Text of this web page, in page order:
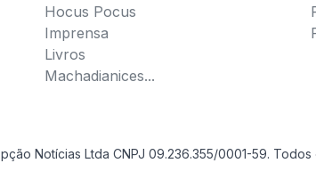
Hocus Pocus
Imprensa
Livros
Machadianices...
Notícias Ltda CNPJ 09.236.355/0001-59.